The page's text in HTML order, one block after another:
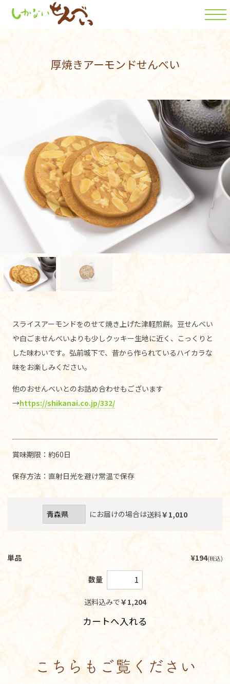
厚焼きアーモンドせんべい
スライスアーモンドをのせて焼き上げた津軽煎餅。豆せんべい
や白ごませんべいよりも少しクッキー生地に近く、こっくりと
した味わいです。弘前城下で、昔から作られているハイカラな
味をお楽しみください。
他のおせんべいとのお詰め合わせもございます
→https://shikanai.co.jp/332/
賞味期限：約60日
保存方法：直射日光を避け常温で保存
にお届けの場合は送料￥ 1,010
単品 ¥194(税込)
数量
送料込みで￥1,204